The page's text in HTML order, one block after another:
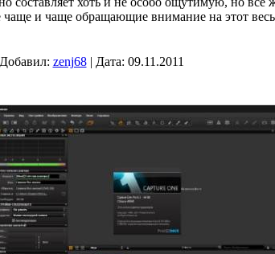
чаще и чаще обращающие внимание на этот
zenj68| Дата: 09.11.2011